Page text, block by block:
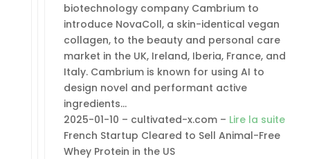
biotechnology company Cambrium to
introduce NovaColl, a skin-identical vegan
collagen, to the beauty and personal care
market in the UK, Ireland, Iberia, France, and
Italy. Cambrium is known for using AI to
design novel and performant active
ingredients…
2025-01-10 – cultivated-x.com – Lire la suite
French Startup Cleared to Sell Animal-Free
Whey Protein in the US